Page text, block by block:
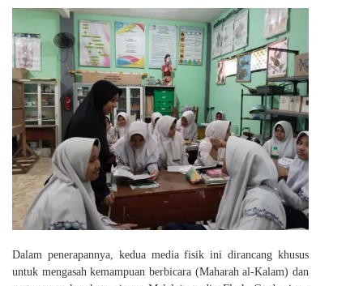
Dalam penerapannya, kedua media fisik ini dirancang khusus
untuk mengasah kemampuan berbicara (Maharah al-Kalam) dan